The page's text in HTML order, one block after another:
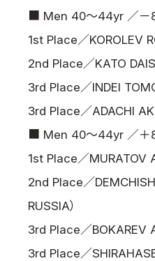
■ Men 40～44yr ／－
1st Place／KOROLEV
2nd Place／KATO
3rd Place／INDEI
3rd Place／ADACHI
■ Men 40～44yr ／＋
1st Place／MURATOV
2nd Place／
RUSSIA）
3rd Place／BOKAREV
3rd Place／